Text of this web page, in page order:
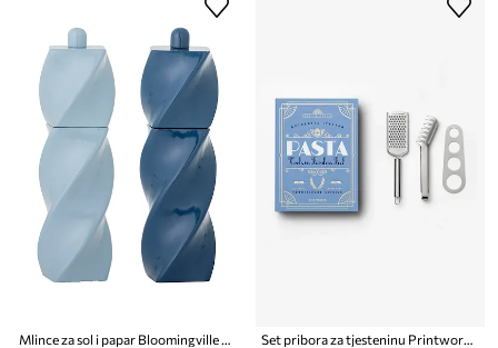
Mlince za sol i papar Bloomingville Riley 18,5 cm Set pribora za tjesteninu Printworks Pasta Tools 20 x 27,5 cm